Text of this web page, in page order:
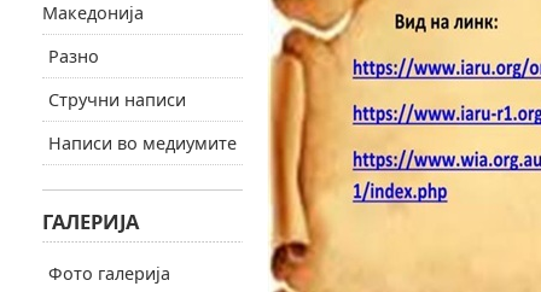
Македонија
Разно
Стручни написи
Написи во медиумите
ГАЛЕРИЈА
Фото галерија